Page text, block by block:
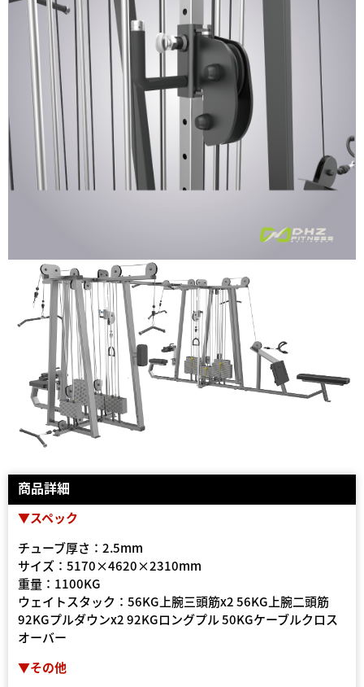
商品詳細
▼スペック
チューブ厚さ：2.5mm
サイズ：5170×4620×2310mm
重量：1100KG
ウェイトスタック：56KG上腕三頭筋x2 56KG上腕二頭筋
92KGプルダウンx2 92KGロングプル 50KGケーブルクロス
オーバー
▼その他